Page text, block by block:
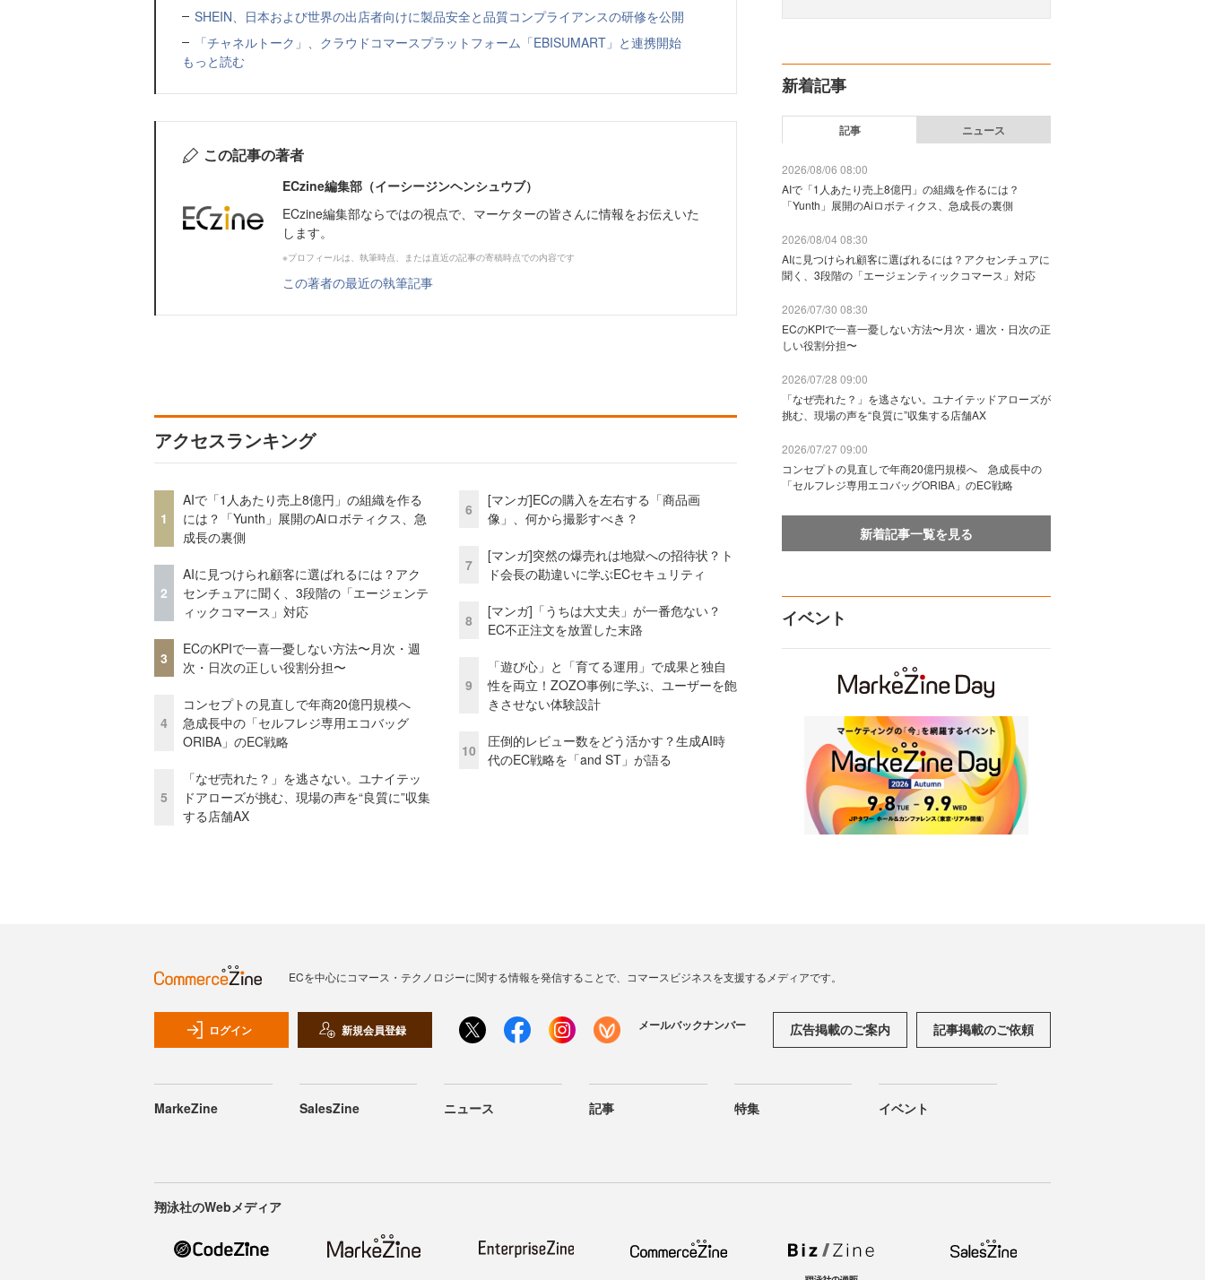
SHEIN、日本および世界の出店者向けに製品安全と品質コンプライアンスの研修を公開
「チャネルトーク」、クラウドコマースプラットフォーム「EBISUMART」と連携開始
もっと読む
この記事の著者
ECzine編集部（イーシージンヘンシュウブ）
ECzine編集部ならではの視点で、マーケターの皆さんに情報をお伝えいた
します。
※プロフィールは、執筆時点、または直近の記事の寄稿時点での内容です
この著者の最近の執筆記事
アクセスランキング
1
AIで「1人あたり売上8億円」の組織を作る
には？「Yunth」展開のAiロボティクス、急
成長の裏側
2
AIに見つけられ顧客に選ばれるには？アク
センチュアに聞く、3段階の「エージェンテ
ィックコマース」対応
3
ECのKPIで一喜一憂しない方法〜月次・週
次・日次の正しい役割分担〜
4
コンセプトの見直しで年商20億円規模へ
急成長中の「セルフレジ専用エコバッグ
ORIBA」のEC戦略
5
「なぜ売れた？」を逃さない。ユナイテッ
ドアローズが挑む、現場の声を“良質に”収集
する店舗AX
6
[マンガ]ECの購入を左右する「商品画
像」、何から撮影すべき？
7
[マンガ]突然の爆売れは地獄への招待状？ト
ド会長の勘違いに学ぶECセキュリティ
8
[マンガ]「うちは大丈夫」が一番危ない？
EC不正注文を放置した末路
9
「遊び心」と「育てる運用」で成果と独自
性を両立！ZOZO事例に学ぶ、ユーザーを飽
きさせない体験設計
10
圧倒的レビュー数をどう活かす？生成AI時
代のEC戦略を「and ST」が語る
新着記事
記事 ニュース
2026/08/06 08:00
AIで「1人あたり売上8億円」の組織を作るには？
「Yunth」展開のAiロボティクス、急成長の裏側
2026/08/04 08:30
AIに見つけられ顧客に選ばれるには？アクセンチュアに
聞く、3段階の「エージェンティックコマース」対応
2026/07/30 08:30
ECのKPIで一喜一憂しない方法〜月次・週次・日次の正
しい役割分担〜
2026/07/28 09:00
「なぜ売れた？」を逃さない。ユナイテッドアローズが
挑む、現場の声を“良質に”収集する店舗AX
2026/07/27 09:00
コンセプトの見直しで年商20億円規模へ 急成長中の
「セルフレジ専用エコバッグORIBA」のEC戦略
新着記事一覧を見る
イベント
ECを中心にコマース・テクノロジーに関する情報を発信することで、コマースビジネスを支援するメディアです。
ログイン 新規会員登録 メールバックナンバー 広告掲載のご案内 記事掲載のご依頼
MarkeZine SalesZine ニュース 記事 特集 イベント
翔泳社のWebメディア